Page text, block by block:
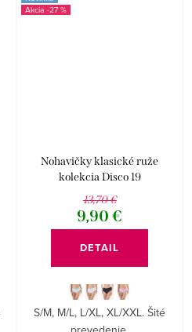
-27 %
Nohavičky klasické ruže
kolekcia Disco 19
13,70 €
9,90 €
DETAIL
S/M, M/L, L/XL, XL/XXL. Šité